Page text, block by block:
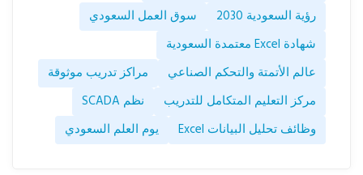
رؤية السعودية 2030
سوق العمل السعودي
شهادة Excel معتمدة السعودية
عالم الأتمتة والتحكم الصناعي
مراكز تدريب موثوقة
مركز التعليم المتكامل للتدريب
نظم SCADA
وظائف تحليل البيانات Excel
يوم العلم السعودي